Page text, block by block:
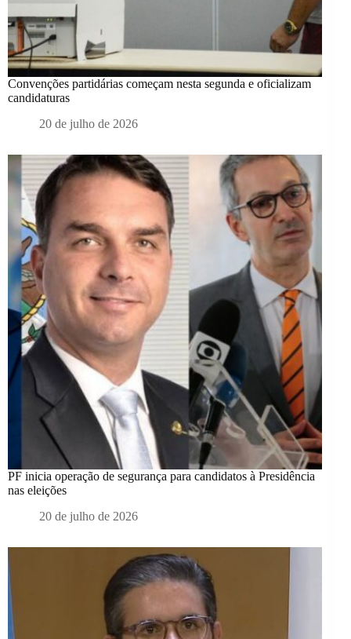
Convenções partidárias começam nesta segunda e oficializam
candidaturas
20 de julho de 2026
PF inicia operação de segurança para candidatos à Presidência
nas eleições
20 de julho de 2026